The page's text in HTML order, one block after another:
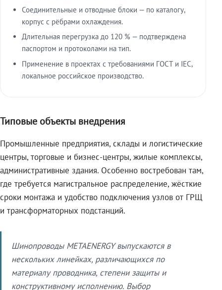
Соединительные и отводные блоки — по каталогу,
корпус с рёбрами охлаждения.
Длительная перегрузка до 120 % — подтверждена
паспортом и протоколами на тип.
Применение в проектах с требованиями ГОСТ и IEC,
локальное российское производство.
Типовые объекты внедрения
Промышленные предприятия, склады и логистические
центры, торговые и бизнес-центры, жилые комплексы,
административные здания. Особенно востребован там,
где требуется магистральное распределение, жёсткие
сроки монтажа и удобство подключения узлов от ГРЩ
и трансформаторных подстанций.
Шинопроводы METAENERGY выпускаются в
нескольких линейках, различающихся по
материалу проводника, степени защиты и
конструктивному исполнению. Выбор